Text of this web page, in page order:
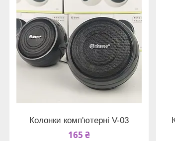
Колонки комп'ютерні V-03
165 ₴